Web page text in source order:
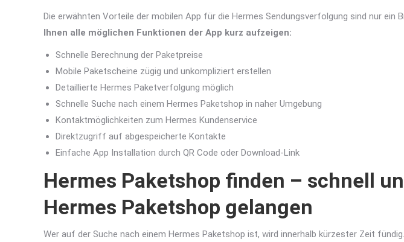
Die erwähnten Vorteile der mobilen App für die Hermes Sendungsverfolgung sind nur ein
Ihnen alle möglichen Funktionen der App kurz aufzeigen:
Schnelle Berechnung der Paketpreise
Mobile Paketscheine zügig und unkompliziert erstellen
Detaillierte Hermes Paketverfolgung möglich
Schnelle Suche nach einem Hermes Paketshop in naher Umgebung
Kontaktmöglichkeiten zum Hermes Kundenservice
Direktzugriff auf abgespeicherte Kontakte
Einfache App Installation durch QR Code oder Download-Link
Hermes Paketshop finden – schnell
Hermes Paketshop gelangen
Wer auf der Suche nach einem Hermes Paketshop ist, wird innerhalb kürzester Zeit